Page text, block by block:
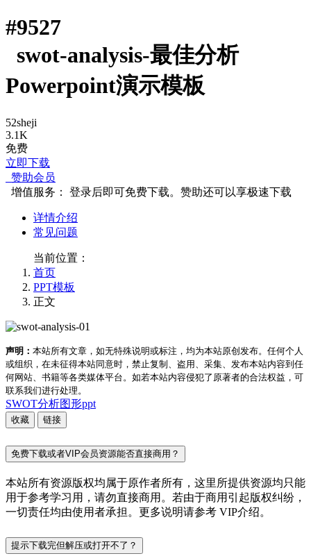
#9527
swot-analysis-最佳分析
Powerpoint演示模板
52sheji
3.1K
免费
立即下载
赞助会员
增值服务： 登录后即可免费下载。赞助还可以享极速下载
详情介绍
常见问题
当前位置：
首页
PPT模板
正文
声明： 本站所有文章，如无特殊说明或标注，均为本站原创发布。任何个人
或组织，在未征得本站同意时，禁止复制、盗用、采集、发布本站内容到任
何网站、书籍等各类媒体平台。如若本站内容侵犯了原著者的合法权益，可
联系我们进行处理。
SWOT分析图形ppt
收藏 链接
免费下载或者VIP会员资源能否直接商用？
本站所有资源版权均属于原作者所有，这里所提供资源均只能
用于参考学习用，请勿直接商用。若由于商用引起版权纠纷，
一切责任均由使用者承担。更多说明请参考 VIP介绍。
提示下载完但解压或打开不了？